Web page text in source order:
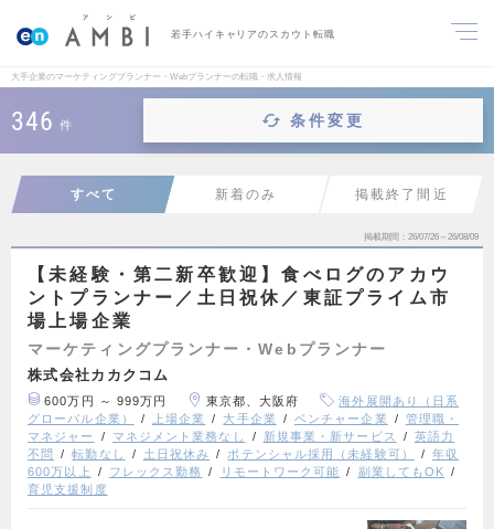
若手ハイキャリアのスカウト転職
大手企業のマーケティングプランナー・Webプランナーの転職・求人情報
346 件 条件変更
すべて 新着のみ 掲載終了間近
掲載期間 26/07/26～26/08/09
【未経験・第二新卒歓迎】食べログのアカウ
ントプランナー／土日祝休／東証プライム市
場上場企業
マーケティングプランナー・Webプランナー
株式会社カカクコム
600万円 ～ 999万円 東京都、大阪府
海外展開あり（日系
グローバル企業）
上場企業 大手企業 ベンチャー企業
管理職・
マネジャー
マネジメント業務なし 新規事業・新サービス
英語力
不問
転勤なし 土日祝休み ポテンシャル採用（未経験可）
年収
600万以上
フレックス勤務 リモートワーク可能
副業してもOK
育児支援制度